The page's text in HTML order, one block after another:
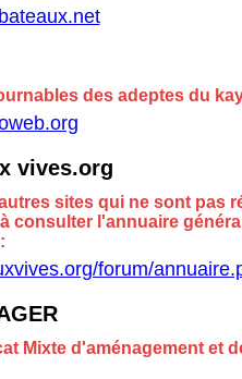
des adeptes du
vives.org
sites qui ne sont pas
consulter l'annuaire
forum/
Mixte d'aménagement et